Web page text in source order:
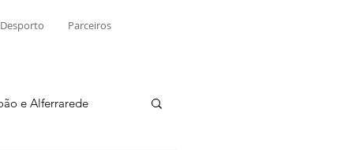
Desporto Parceiros
e Alferrarede